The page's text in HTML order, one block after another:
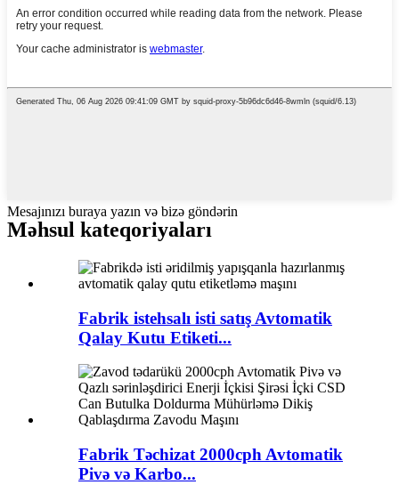
Mesajınızı buraya yazın və bizə göndərin
Məhsul kateqoriyaları
Fabrik istehsalı isti satış Avtomatik
Qalay Kutu Etiketi...
Fabrik Təchizat 2000cph Avtomatik
Pivə və Karbo...